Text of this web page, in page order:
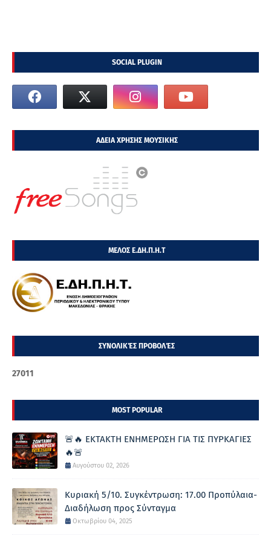
SOCIAL PLUGIN
ΑΔΕΙΑ ΧΡΗΣΗΣ ΜΟΥΣΙΚΗΣ
ΜΕΛΟΣ Ε.ΔΗ.Π.Η.Τ
ΣΥΝΟΛΙΚΈΣ ΠΡΟΒΟΛΈΣ
27011
MOST POPULAR
🚨🔥 ΕΚΤΑΚΤΗ ΕΝΗΜΕΡΩΣΗ ΓΙΑ ΤΙΣ ΠΥΡΚΑΓΙΕΣ
🔥🚨
Αυγούστου 02, 2026
Κυριακή 5/10. Συγκέντρωση: 17.00 Προπύλαια-
Διαδήλωση προς Σύνταγμα
Οκτωβρίου 04, 2025